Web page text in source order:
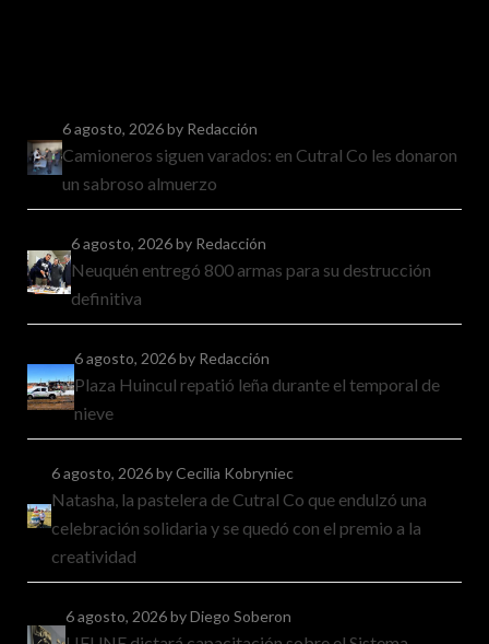
6 agosto, 2026by Redacción
Camioneros siguen varados: en Cutral Co les donaron
un sabroso almuerzo
6 agosto, 2026by Redacción
Neuquén entregó 800 armas para su destrucción
definitiva
6 agosto, 2026by Redacción
Plaza Huincul repatió leña durante el temporal de
nieve
6 agosto, 2026by Cecilia Kobryniec
Natasha, la pastelera de Cutral Co que endulzó una
celebración solidaria y se quedó con el premio a la
creatividad
6 agosto, 2026by Diego Soberon